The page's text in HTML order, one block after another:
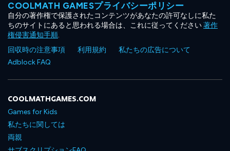
COOLMATH GAMESプライバシーポリシー
自分の著作権で保護されたコンテンツがあなたの許可なしに私た
ちのサイトにあると思われる場合は、これに従ってください著作
権侵害通知手順.
回収時の注意事項
利用規約
私たちの広告について
Adblock FAQ
COOLMATHGAMES.COM
Games for Kids
私たちに関しては
両親